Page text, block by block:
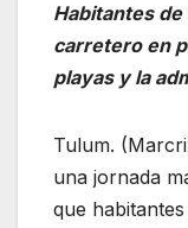
Habitantes
carretero en
playas y la
Tulum.
una jornada
que